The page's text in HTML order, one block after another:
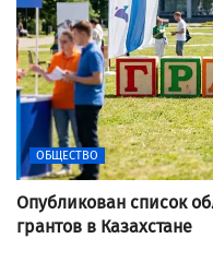
ОБЩЕСТВО
Опубликован список
грантов в Казахстане